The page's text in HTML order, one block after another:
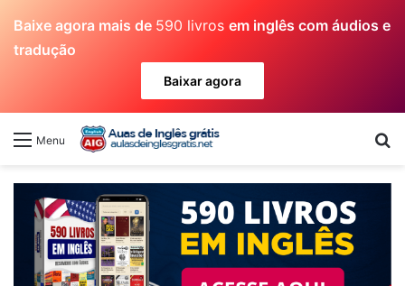
Baixe agora mais de 590 livros em inglês com áudios e
tradução
Baixar agora
Menu